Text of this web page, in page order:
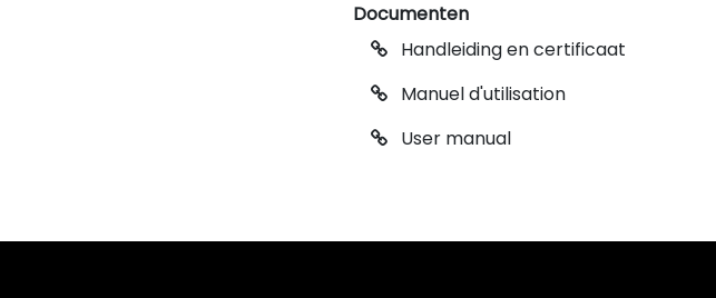
Documenten
Handleiding en certificaat
Manuel d'utilisation
User manual